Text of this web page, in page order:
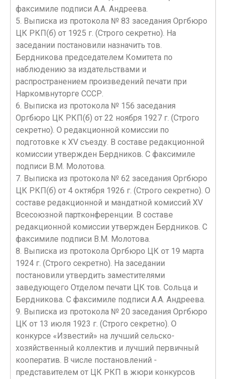
факсимиле подписи А.А. Андреева.
5. Выписка из протокола № 83 заседания Оргбюро
ЦК РКП(б) от 1925 г. (Строго секретно). На
заседании постановили назначить тов.
Бердникова председателем Комитета по
наблюдению за издательствами и
распространением произведений печати при
Наркомвнуторге СССР.
6. Выписка из протокола № 156 заседания
Оргбюро ЦК РКП(б) от 22 ноября 1927 г. (Строго
секретно). О редакционной комиссии по
подготовке к XV съезду. В составе редакционной
комиссии утвержден Бердников. С факсимиле
подписи В.М. Молотова.
7. Выписка из протокола № 62 заседания Оргбюро
ЦК РКП(б) от 4 октября 1926 г. (Строго секретно). О
составе редакционной и мандатной комиссий XV
Всесоюзной партконференции. В составе
редакционной комиссии утвержден Бердников. С
факсимиле подписи В.М. Молотова.
8. Выписка из протокола Оргбюро ЦК от 19 марта
1924 г. (Строго секретно). На заседании
постановили утвердить заместителями
заведующего Отделом печати ЦК тов. Сольца и
Бердникова. С факсимиле подписи А.А. Андреева.
9. Выписка из протокола № 20 заседания Оргбюро
ЦК от 13 июля 1923 г. (Строго секретно). О
конкурсе «Известий» на лучший сельско-
хозяйственный коллектив и лучший первичный
кооператив. В числе постановлений -
представителем от ЦК РКП в жюри конкурсов